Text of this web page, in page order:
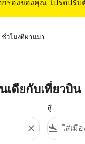
รองของคุณ โปรดปรั
วโมงที่ผ่านมา
ดียกับเที่ยวบิน
close
สู่
flight_land